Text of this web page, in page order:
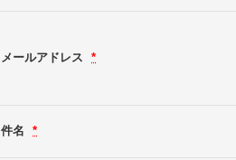
メールアドレス *
件名 *